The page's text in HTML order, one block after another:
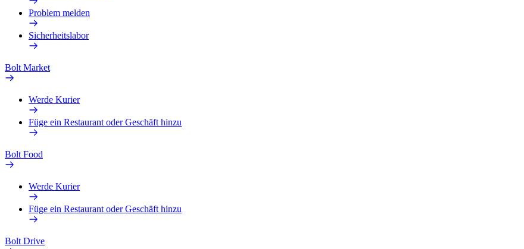
Problem melden
Sicherheitslabor
Bolt Market
Werde Kurier
Füge ein Restaurant oder Geschäft hinzu
Bolt Food
Werde Kurier
Füge ein Restaurant oder Geschäft hinzu
Bolt Drive